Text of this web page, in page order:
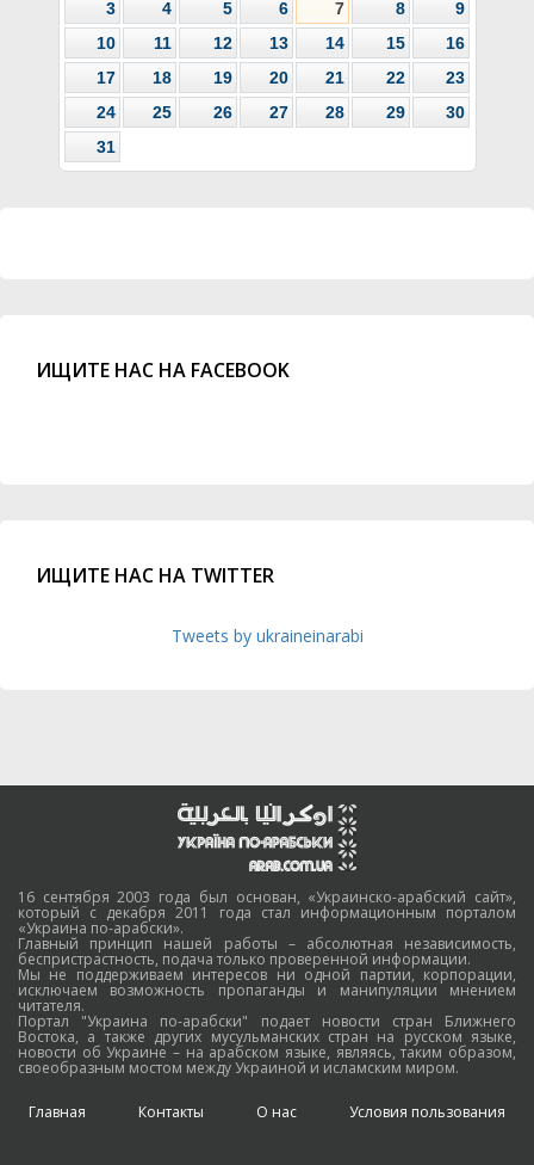
3
4 5 6 7 8
9
10
11 12 13 14 15
16
17
18 19 20 21 22
23
24
25 26 27 28 29
30
31
ИЩИТЕ НАС НА FACEBOOK
ИЩИТЕ НАС НА TWITTER
Tweets by ukraineinarabi
16 сентября 2003 года был основан, «Украинско-арабский сайт»,
который с декабря 2011 года стал информационным порталом
«Украина по-арабски».
Главный принцип нашей работы – абсолютная независимость,
беспристрастность, подача только проверенной информации.
Мы не поддерживаем интересов ни одной партии, корпорации,
исключаем возможность пропаганды и манипуляции мнением
читателя.
Портал "Украина по-арабски" подает новости стран Ближнего
Востока, а также других мусульманских стран на русском языке,
новости об Украине – на арабском языке, являясь, таким образом,
своеобразным мостом между Украиной и исламским миром.
Главная Контакты О нас Условия пользования